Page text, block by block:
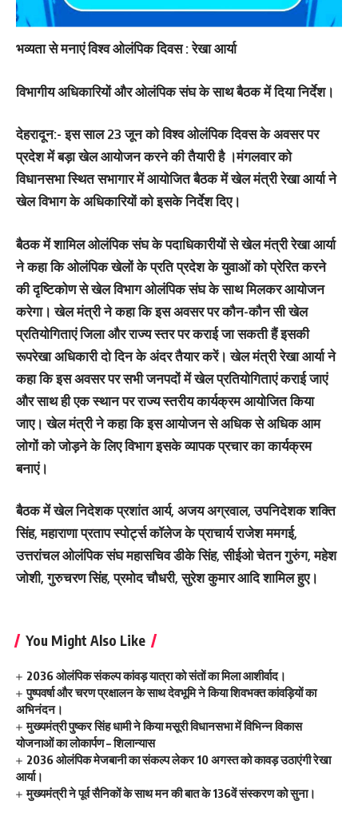
भव्यता से मनाएं विश्व ओलंपिक दिवस : रेखा आर्या
विभागीय अधिकारियों और ओलंपिक संघ के साथ बैठक में दिया निर्देश।
देहरादून:-इस साल 23 जून को विश्व ओलंपिक दिवस के अवसर पर
प्रदेश में बड़ा खेल आयोजन करने की तैयारी है ।मंगलवार को
विधानसभा स्थित सभागार में आयोजित बैठक में खेल मंत्री रेखा आर्या ने
खेल विभाग के अधिकारियों को इसके निर्देश दिए।
बैठक में शामिल ओलंपिक संघ के पदाधिकारीयों से खेल मंत्री रेखा आर्या
ने कहा कि ओलंपिक खेलों के प्रति प्रदेश के युवाओं को प्रेरित करने
की दृष्टिकोण से खेल विभाग ओलंपिक संघ के साथ मिलकर आयोजन
करेगा। खेल मंत्री ने कहा कि इस अवसर पर कौन-कौन सी खेल
प्रतियोगिताएं जिला और राज्य स्तर पर कराई जा सकती हैं इसकी
रूपरेखा अधिकारी दो दिन के अंदर तैयार करें। खेल मंत्री रेखा आर्या ने
कहा कि इस अवसर पर सभी जनपदों में खेल प्रतियोगिताएं कराई जाएं
और साथ ही एक स्थान पर राज्य स्तरीय कार्यक्रम आयोजित किया
जाए। खेल मंत्री ने कहा कि इस आयोजन से अधिक से अधिक आम
लोगों को जोड़ने के लिए विभाग इसके व्यापक प्रचार का कार्यक्रम
बनाएं।
बैठक में खेल निदेशक प्रशांत आर्य, अजय अग्रवाल, उपनिदेशक शक्ति
सिंह, महाराणा प्रताप स्पोर्ट्स कॉलेज के प्राचार्य राजेश ममगई,
उत्तरांचल ओलंपिक संघ महासचिव डीके सिंह, सीईओ चेतन गुरुंग, महेश
जोशी, गुरुचरण सिंह, प्रमोद चौधरी, सुरेश कुमार आदि शामिल हुए।
You Might Also Like
2036 ओलंपिक संकल्प कांवड़ यात्रा को संतों का मिला आशीर्वाद।
पुष्पवर्षा और चरण प्रक्षालन के साथ देवभूमि ने किया शिवभक्त कांवड़ियों का
अभिनंदन।
मुख्यमंत्री पुष्कर सिंह धामी ने किया मसूरी विधानसभा में विभिन्न विकास
योजनाओं का लोकार्पण – शिलान्यास
2036 ओलंपिक मेजबानी का संकल्प लेकर 10 अगस्त को कावड़ उठाएंगी रेखा
आर्या।
मुख्यमंत्री ने पूर्व सैनिकों के साथ मन की बात के 136वें संस्करण को सुना।